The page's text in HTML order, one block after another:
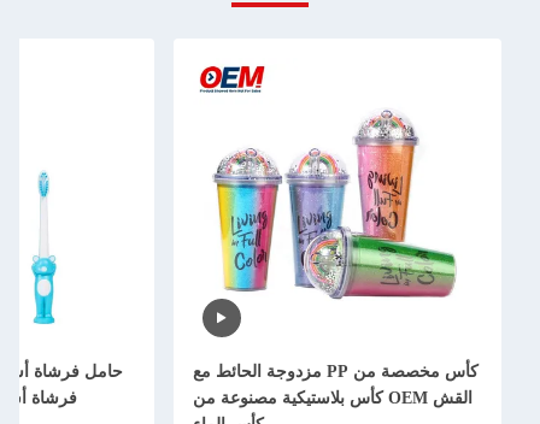
كأس مخصصة من PP مزدوجة الحائط مع
القش OEM كأس بلاستيكية مصنوعة من
حامل فرشاة
فرشاة